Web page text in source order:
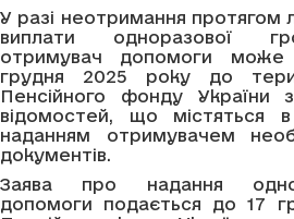
У разі неотримання протягом
виплати одноразової
отримувач допомоги може
грудня 2025 року до
Пенсійного фонду України
відомостей, що містяться
наданням отримувачем
документів.
Заява про надання
допомоги подається до 17